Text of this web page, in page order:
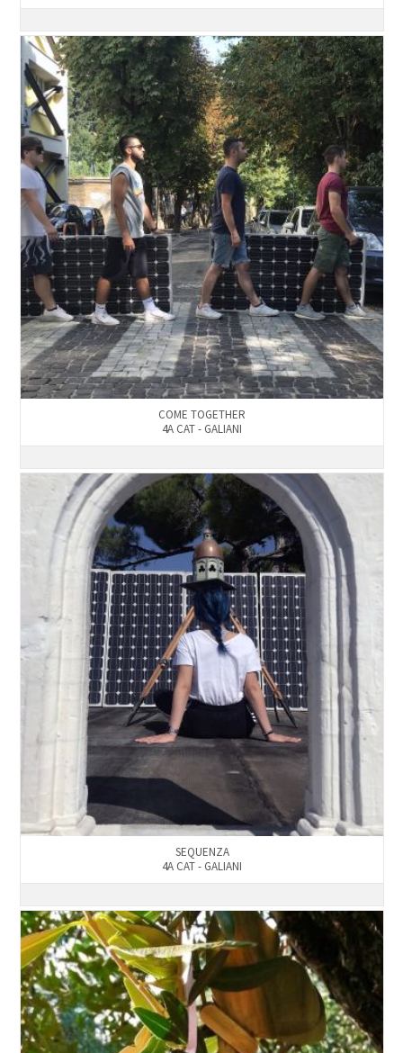
COME TOGETHER
4A CAT - GALIANI
SEQUENZA
4A CAT - GALIANI